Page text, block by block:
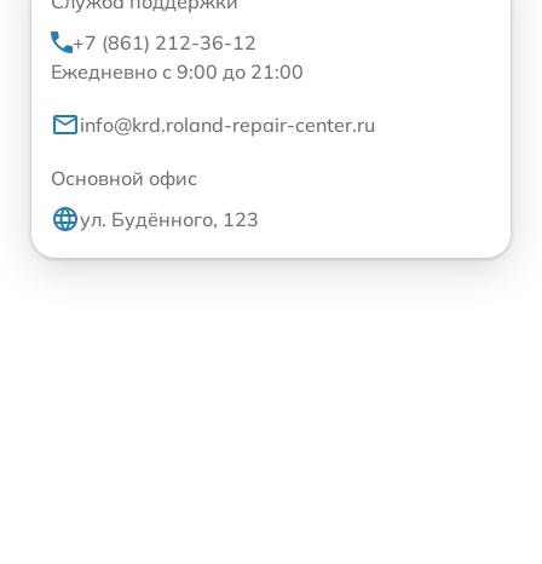
+7 (861) 212-36-12
Ежедневно с 9:00 до 21:00
info@krd.roland-repair-center.ru
Основной офис
ул. Будённого, 123